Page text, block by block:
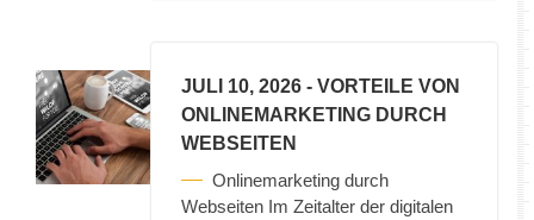
JULI 10, 2026 - VORTEILE VON
ONLINEMARKETING DURCH
WEBSEITEN
Onlinemarketing durch
Webseiten Im Zeitalter der digitalen